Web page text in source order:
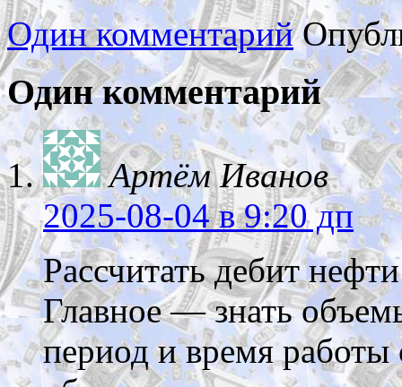
Один комментарий
Один комментарий
Артём Иванов
2025-08-04в 9:20 дп
Рассчитать дебит
Главное — знать
период и время